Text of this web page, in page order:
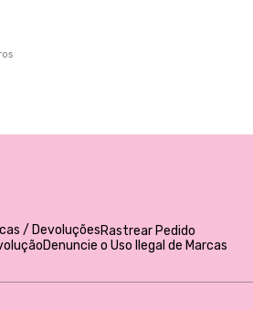
/ DevoluçõesRastrear Pedido
Denuncie o Uso Ilegal de Marcas